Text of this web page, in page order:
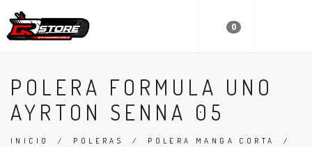
0
POLERA FORMULA UNO
AYRTON SENNA 05
INICIO / POLERAS / POLERA MANGA CORTA
/